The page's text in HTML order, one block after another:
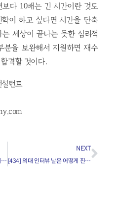
다 10배는 긴 시간이란 것도
이 하고 싶다면 시간을 단축
세상이 끝나는 듯한 심리적
분을 보완해서 지원하면 재수
격할 것이다.
턴트
[432] 대학/의대 통합과정을 통해 의대에 가려면 가장 중요한 요소는?
NEXT
[434] 의대 인터뷰 날은 어떻게 진행되나요?